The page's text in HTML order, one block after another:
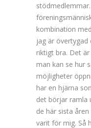
kombination
jag är
riktigt bra. Det
man kan se hur
möjligheter
har en hjärna
det börjar ramla
de här sista
varit för mig. Så